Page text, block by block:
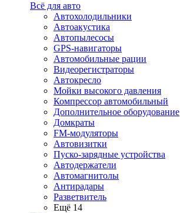
Всё для авто
Автохолодильники
Автоакустика
Автопылесосы
GPS-навигаторы
Автомобильные рации
Видеорегистраторы
Автокресло
Мойки высокого давления
Компрессор автомобильный
Дополнительное оборудование
Домкраты
FM-модуляторы
Автовизитки
Пуско-зарядные устройства
Автодержатели
Автомагнитолы
Антирадары
Разветвитель
Ещё 14